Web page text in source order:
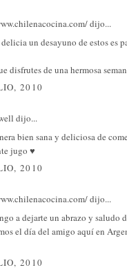
dijo...
un desayuno de estos es
disfrutes de una hermosa
2010
dijo...
bien sana y deliciosa de
jugo ♥
2010
dijo...
a dejarte un abrazo y saludo
el día del amigo aquí en
2010